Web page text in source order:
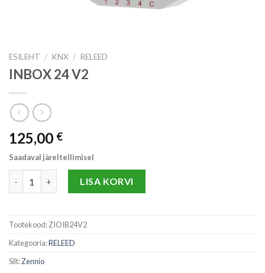
ESILEHT / KNX / RELEED
INBOX 24 V2
125,00 €
Saadaval järeltellimisel
LISA KORVI
Tootekood:ZIOIB24V2
Kategooria:RELEED
Silt:Zennio